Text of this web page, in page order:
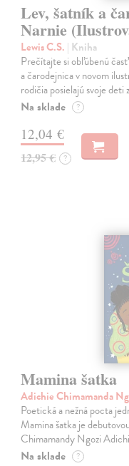
Lev, šatník a
Narnie
Lewis C.S. | Kniha
Prečítajte si obľúbenú
a čarodejnica v novom
rodičia posielajú svoje
Na sklade ?
12,04 €
12,95 € ?
Mamina šatka
Adichie Chimamanda
Poetická a nežná pocta
Mamina šatka je
Chimamandy Ngozi
Na sklade ?